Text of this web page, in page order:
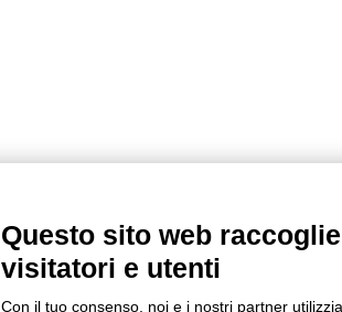
Questo sito web
visitatori e utenti
Con il tuo consenso, noi e i nostri partner